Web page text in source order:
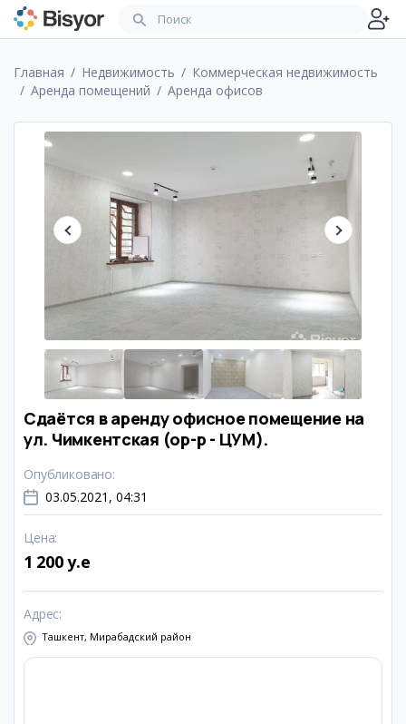
Главная Недвижимость
Коммерческая недвижимость
Аренда помещений
Аренда офисов
Сдаётся в аренду офисное помещение на
ул. Чимкентская (ор-р - ЦУМ).
Опубликовано:
03.05.2021, 04:31
Цена:
1 200 y.e
Адрес:
Ташкент, Мирабадский район